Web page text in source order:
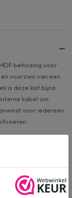
behuizing voor
voorzien van een
is deze kist bijna
kabel om
voor iedereen